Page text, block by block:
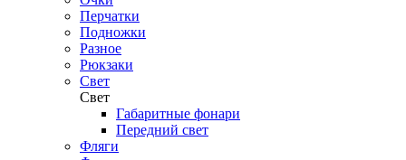
Перчатки
Подножки
Разное
Рюкзаки
Свет
Свет
Габаритные фонари
Передний свет
Фляги